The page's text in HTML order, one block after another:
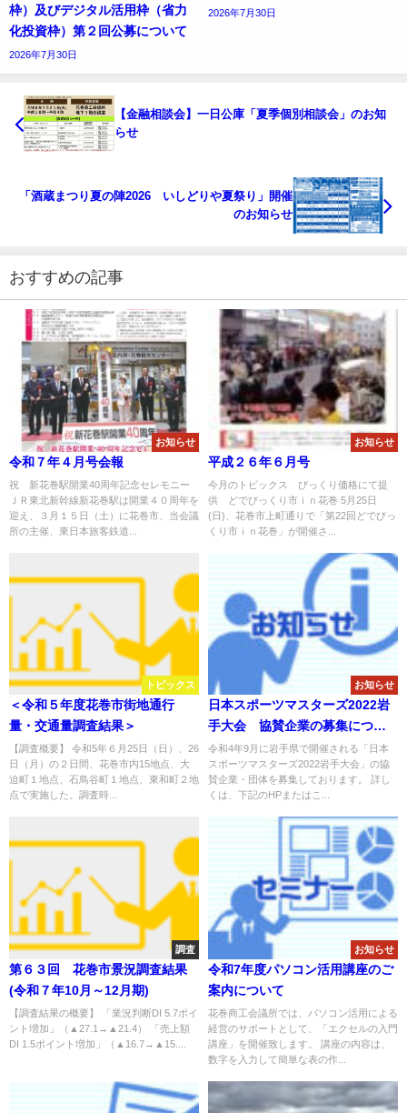
枠）及びデジタル活用枠（省力
化投資枠）第２回公募について
2026年7月30日
2026年7月30日
【金融相談会】一日公庫「夏季個別相談会」のお知
らせ
「酒蔵まつり夏の陣2026 いしどりや夏祭り」開催
のお知らせ
おすすめの記事
お知らせ
令和７年４月号会報
祝 新花巻駅開業40周年記念セレモニー
ＪＲ東北新幹線新花巻駅は開業４０周年を
迎え、３月１５日（土）に花巻市、当会議
所の主催、東日本旅客鉄道...
お知らせ
平成２６年６月号
今月のトピックス びっくり価格にて提
供 どでびっくり市ｉｎ花巻 5月25日
(日)、花巻市上町通りで「第22回どでびっ
くり市ｉｎ花巻」が開催さ...
トピックス
＜令和５年度花巻市街地通行
量・交通量調査結果＞
【調査概要】 令和5年６月25日（日）、26
日（月）の２日間、花巻市内15地点、大
迫町１地点、石鳥谷町１地点、東和町２地
点で実施した。調査時...
お知らせ
日本スポーツマスターズ2022岩
手大会 協賛企業の募集につい
て
令和4年9月に岩手県で開催される「日本
スポーツマスターズ2022岩手大会」の協
賛企業・団体を募集しております。 詳し
くは、下記のHPまたはこ...
調査
第６３回 花巻市景況調査結果
(令和７年10月～12月期)
【調査結果の概要】 「業況判断DI 5.7ポイ
ント増加」（▲27.1→▲21.4） 「売上額
DI 1.5ポイント増加」（▲16.7→▲15....
お知らせ
令和7年度パソコン活用講座のご
案内について
花巻商工会議所では、パソコン活用による
経営のサポートとして、「エクセルの入門
講座」を開催致します。 講座の内容は、
数字を入力して簡単な表の作...